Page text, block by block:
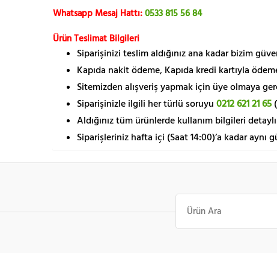
Whatsapp Mesaj Hattı:0533 815 56 84
Ürün Teslimat Bilgileri
Siparişinizi teslim aldığınız ana kadar bizim
Kapıda nakit ödeme, Kapıda kredi kartıyla
Sitemizden alışveriş yapmak için üye olmaya
Siparişinizle ilgili her türlü soruyu 0212 621 21 65
Aldığınız tüm ürünlerde kullanım bilgileri
Siparişleriniz hafta içi (Saat 14:00)’a kadar
Ara: